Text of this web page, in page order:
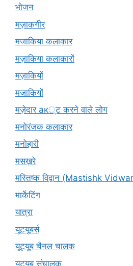
भोजन
मज़ाकगीर
मजाकिया कलाकार
मज़ाकिया कलाकारों
मज़ाकियों
मजाकियों
मज़ेदार ак्ट करने वाले लोग
मनोरंजक कलाकार
मनोहारी
मसख़रे
मस्तिष्क विद्वान (Mastishk
मार्केटिंग
यात्रा
यूटयूबर्स
यूट्यूब चैनल चालक
यूट्यूब संचालक